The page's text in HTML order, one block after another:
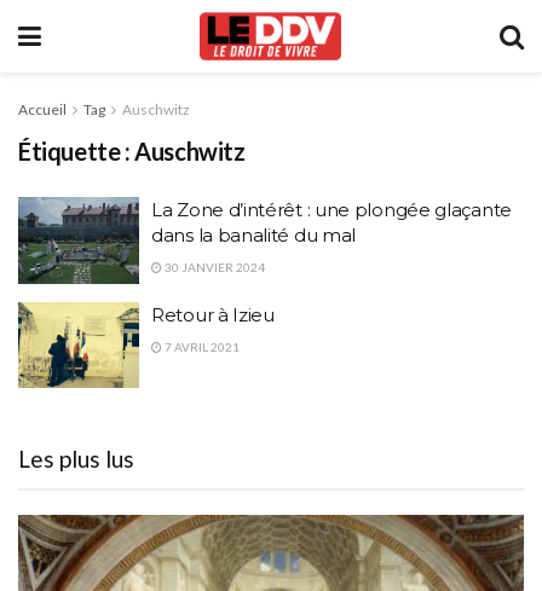
Accueil Tag Auschwitz
Étiquette :Auschwitz
La Zone d’intérêt : une plongée glaçante
dans la banalité du mal
30 JANVIER 2024
Retour à Izieu
7 AVRIL 2021
Les plus lus